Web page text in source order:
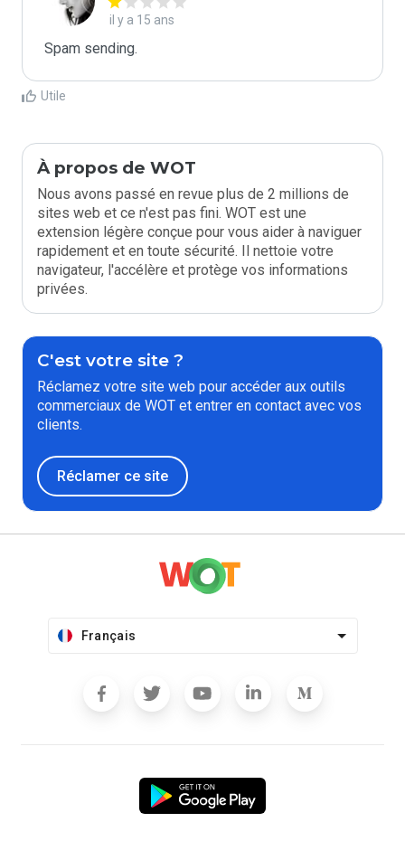
il y a 15 ans
Spam sending.
Utile
À propos de WOT
Nous avons passé en revue plus de 2 millions de
sites web et ce n'est pas fini. WOT est une
extension légère conçue pour vous aider à naviguer
rapidement et en toute sécurité. Il nettoie votre
navigateur, l'accélère et protège vos informations
privées.
C'est votre site ?
Réclamez votre site web pour accéder aux outils
commerciaux de WOT et entrer en contact avec vos
clients.
Réclamer ce site
Français